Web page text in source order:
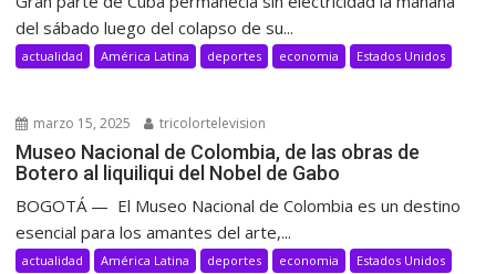
del sábado luego del colapso de su...
actualidad América Latina deportes economia Estados Unidos
marzo 15, 2025 tricolortelevision
Museo Nacional de Colombia, de las obras de
Botero al liquiliqui del Nobel de Gabo
BOGOTÁ — El Museo Nacional de Colombia es un destino
esencial para los amantes del arte,...
actualidad América Latina deportes economia Estados Unidos